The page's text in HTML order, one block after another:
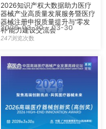
2026知识产权大数据助力医疗
器械产业高质量发展服务暨医疗
器械注册申报质量提升与'零发
补'能力建设交流会
2026-03-30 ~ 03-30
247浏览次数